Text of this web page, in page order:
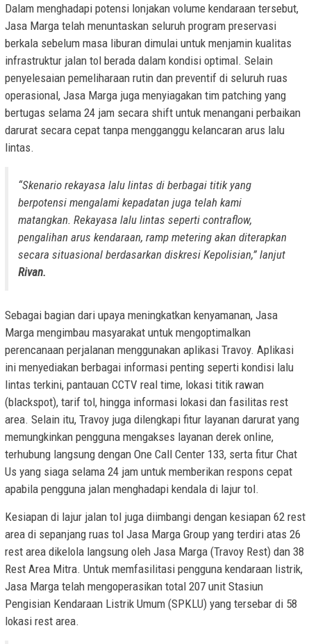
Dalam menghadapi potensi lonjakan volume kendaraan tersebut,
Jasa Marga telah menuntaskan seluruh program preservasi
berkala sebelum masa liburan dimulai untuk menjamin kualitas
infrastruktur jalan tol berada dalam kondisi optimal. Selain
penyelesaian pemeliharaan rutin dan preventif di seluruh ruas
operasional, Jasa Marga juga menyiagakan tim patching yang
bertugas selama 24 jam secara shift untuk menangani perbaikan
darurat secara cepat tanpa mengganggu kelancaran arus lalu
lintas.
“Skenario rekayasa lalu lintas di berbagai titik yang
berpotensi mengalami kepadatan juga telah kami
matangkan. Rekayasa lalu lintas seperti contraflow,
pengalihan arus kendaraan, ramp metering akan diterapkan
secara situasional berdasarkan diskresi Kepolisian,” lanjut
Rivan.
Sebagai bagian dari upaya meningkatkan kenyamanan, Jasa
Marga mengimbau masyarakat untuk mengoptimalkan
perencanaan perjalanan menggunakan aplikasi Travoy. Aplikasi
ini menyediakan berbagai informasi penting seperti kondisi lalu
lintas terkini, pantauan CCTV real time, lokasi titik rawan
(blackspot), tarif tol, hingga informasi lokasi dan fasilitas rest
area. Selain itu, Travoy juga dilengkapi fitur layanan darurat yang
memungkinkan pengguna mengakses layanan derek online,
terhubung langsung dengan One Call Center 133, serta fitur Chat
Us yang siaga selama 24 jam untuk memberikan respons cepat
apabila pengguna jalan menghadapi kendala di lajur tol.
Kesiapan di lajur jalan tol juga diimbangi dengan kesiapan 62 rest
area di sepanjang ruas tol Jasa Marga Group yang terdiri atas 26
rest area dikelola langsung oleh Jasa Marga (Travoy Rest) dan 38
Rest Area Mitra. Untuk memfasilitasi pengguna kendaraan listrik,
Jasa Marga telah mengoperasikan total 207 unit Stasiun
Pengisian Kendaraan Listrik Umum (SPKLU) yang tersebar di 58
lokasi rest area.